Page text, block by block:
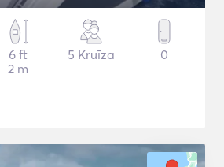
6 ft
2 m
5 Kruīza 0